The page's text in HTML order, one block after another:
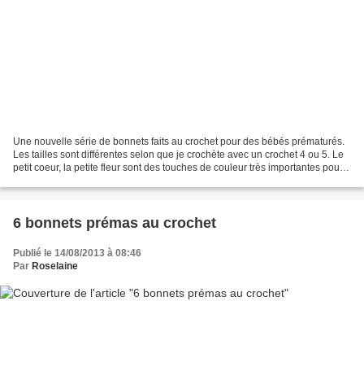
Une nouvelle série de bonnets faits au crochet pour des bébés prématurés.
Les tailles sont différentes selon que je crochète avec un crochet 4 ou 5. Le
petit coeur, la petite fleur sont des touches de couleur très importantes pour
6 bonnets prémas au crochet
Publié le 14/08/2013 à 08:46
Par Roselaine